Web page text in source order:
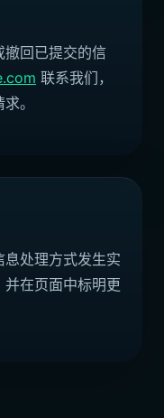
撤回已提交的信
联系我们，
。
处理方式发生实
在页面中标明更